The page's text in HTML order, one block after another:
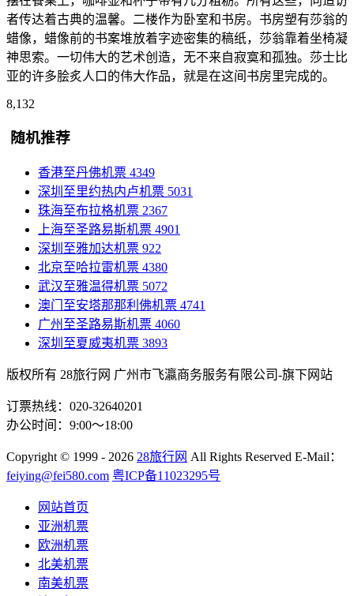
者传达着古典的温馨。二楼作为卧室和书房。书房塑有莎翁的
蜡像，蜡像前的书案堆放着字迹密集的稿纸，莎翁靠着坐椅凝
神思索。一切伟大的艺术创造，无不来自寂寞和孤独。莎士比
亚的许多脍炙人口的伟大作品，就是在这间书房里完成的。
8,132
随机推荐
香港至丹佛机票 4349
深圳至里约热内卢机票 5031
珠海至布拉格机票 2367
上海至圣路易斯机票 4901
深圳至雅加达机票 922
北京至哈拉雷机票 4380
武汉至雅温得机票 5072
澳门至安塔那那利佛机票 4741
广州至圣路易斯机票 4060
深圳至夏威夷机票 3893
版权所有 28旅行网 广州市飞瀛商务服务有限公司-旗下网站
订票热线：020-32640201
办公时间：9:00～18:00
Copyright © 1999 - 2026 28旅行网 All Rights Reserved E-Mail：
feiying@fei580.com 粤ICP备11023295号
网站首页
亚洲机票
欧洲机票
北美机票
南美机票